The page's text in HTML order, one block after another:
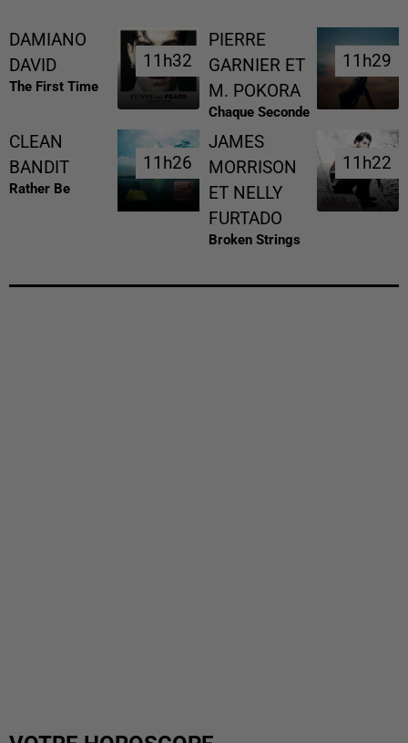
DAMIANO
DAVID
The First Time
11h32
11h32
PIERRE
GARNIER ET
M. POKORA
Chaque Seconde
11h29
11h29
CLEAN
BANDIT
Rather Be
11h26
11h26
JAMES
MORRISON
ET NELLY
FURTADO
Broken Strings
11h22
11h22